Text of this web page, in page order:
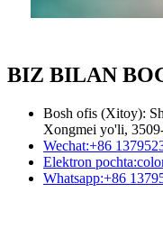
BIZ BILAN
Bosh ofis (Xitoy):
Xongmei yo'li,
Wechat:+86
Elektron pochta:
Whatsapp:+86